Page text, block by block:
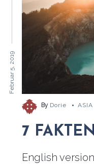
Februar 5, 2019
By Dorie ASIA
7
English